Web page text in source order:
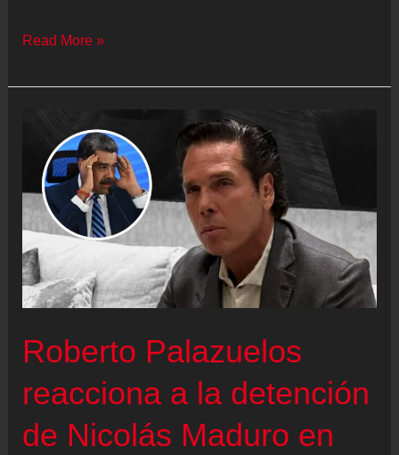
“No
respirar”:
Reino
Unido
por
la
muerte
de
joven
al
la
Read More »
Roberto Palazuelos
reacciona a la detención
de Nicolás Maduro en